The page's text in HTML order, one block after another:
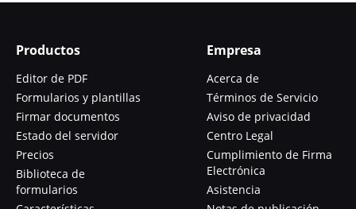
Productos
Editor de PDF
Formularios y plantillas
Firmar documentos
Estado del servidor
Precios
Biblioteca de
formularios
Empresa
Acerca de
Términos de Servicio
Aviso de privacidad
Centro Legal
Cumplimiento de Firma
Electrónica
Asistencia